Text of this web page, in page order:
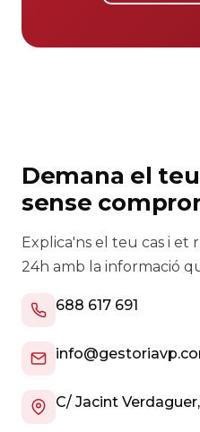
Demana el
sense
Explica'ns el teu cas i et
24h amb la informació
688 617 691
C/ Jacint